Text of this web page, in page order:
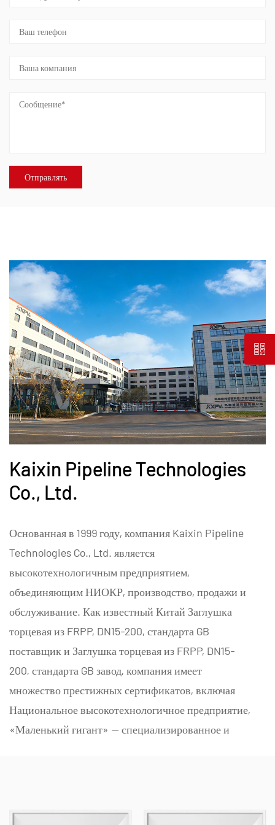
Kaixin Pipeline Technologies
Co., Ltd.
Основанная в 1999 году, компания Kaixin Pipeline
Technologies Co., Ltd. является
высокотехнологичным предприятием,
объединяющим НИОКР, производство, продажи и
обслуживание. Как известный Китай Заглушка
торцевая из FRPP, DN15-200, стандарта GB
поставщик и Заглушка торцевая из FRPP, DN15-
200, стандарта GB завод, компания имеет
множество престижных сертификатов, включая
Национальное высокотехнологичное предприятие,
«Маленький гигант» — специализированное и